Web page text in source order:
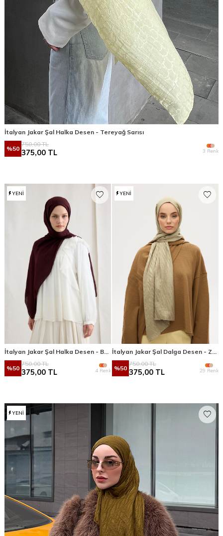
İtalyan Jakar Şal Halka Desen - Tereyağ Sarısı
%50
750,00TL
375,00 TL 3 Renk
YENI
%50
750,00TL
375,00 TL 4 Renk
YENI
%50
750,00TL
375,00 TL 29 Renk
YENI